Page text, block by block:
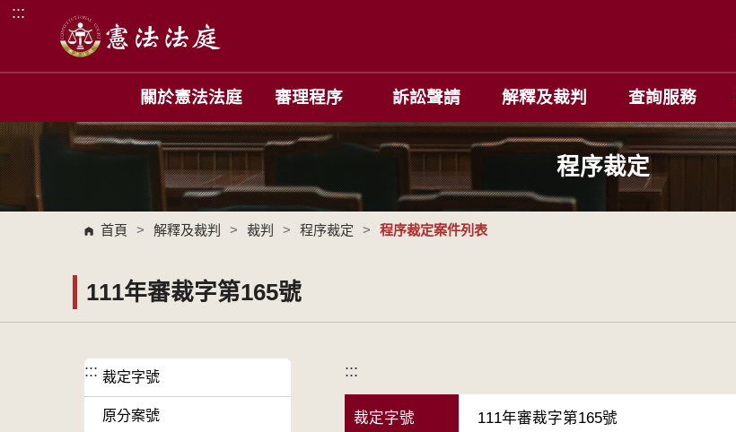
跳到主要內容區塊
:::
關於憲法法庭 審理程序 訴訟聲請 解釋及裁判 查詢服務
程序裁定
首頁 > 解釋及裁判 > 裁判 > 程序裁定 > 程序裁定案件列表
111年審裁字第165號
::: 裁定字號
原分案號
:::
裁定字號 111年審裁字第165號